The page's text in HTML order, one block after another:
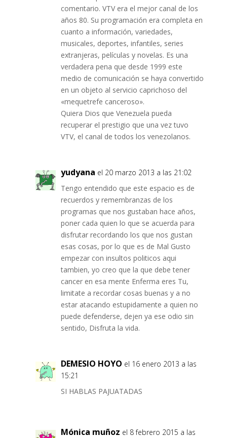
comentario. VTV era el mejor canal de los
años 80. Su programación era completa en
cuanto a información, variedades,
musicales, deportes, infantiles, series
extranjeras, películas y novelas. Es una
verdadera pena que desde 1999 este
medio de comunicación se haya convertido
en un objeto al servicio caprichoso del
«mequetrefe canceroso».
Quiera Dios que Venezuela pueda
recuperar el prestigio que una vez tuvo
VTV, el canal de todos los venezolanos.
yudyana el 20 marzo 2013 a las 21:02
Tengo entendido que este espacio es de
recuerdos y remembranzas de los
programas que nos gustaban hace años,
poner cada quien lo que se acuerda para
disfrutar recordando los que nos gustan
esas cosas, por lo que es de Mal Gusto
empezar con insultos politicos aqui
tambien, yo creo que la que debe tener
cancer en esa mente Enferma eres Tu,
limitate a recordar cosas buenas y a no
estar atacando estupidamente a quien no
puede defenderse, dejen ya ese odio sin
sentido, Disfruta la vida.
DEMESIO HOYO el 16 enero 2013 a las
15:21
SI HABLAS PAJUATADAS
Mónica muñoz el 8 febrero 2015 a las